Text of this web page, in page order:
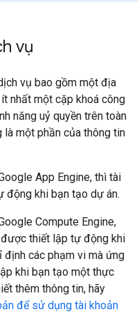
vụ
vụ bao gồm một địa
nhất một cặp khoá công
năng uỷ quyền trên toàn
là một phần của thông tin
App Engine, thì tài
động khi bạn tạo dự án.
Compute Engine,
thiết lập tự động khi
định các phạm vi mà ứng
khi bạn tạo một thực
thêm thông tin, hãy
để sử dụng tài khoản